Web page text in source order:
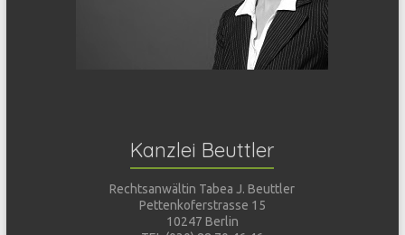
Kanzlei Beuttler
Rechtsanwältin Tabea J. Beuttler
Pettenkoferstrasse 15
10247 Berlin